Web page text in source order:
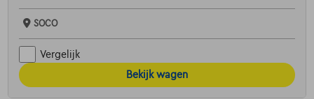
SOCO
Vergelijk
Bekijk wagen